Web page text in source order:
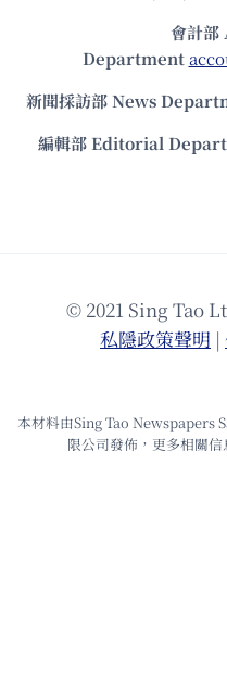
會計
Department
新聞採訪部 News
編輯部 Editorial
© 2021 Sing Tao
私隱政策聲明 |
本材料由Sing Tao Newspapers
限公司發佈，更多相關